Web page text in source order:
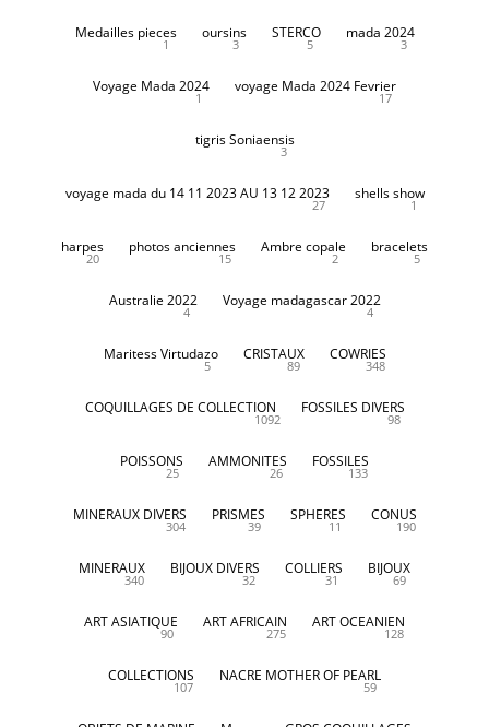
Medailles pieces
1
oursins
3
STERCO
5
mada 2024
3
Voyage Mada 2024
1
voyage Mada 2024 Fevrier
17
tigris Soniaensis
3
voyage mada du 14 11 2023 AU 13 12 2023
27
shells show
1
harpes
20
photos anciennes
15
Ambre copale
2
bracelets
5
Australie 2022
4
Voyage madagascar 2022
4
Maritess Virtudazo
5
CRISTAUX
89
COWRIES
348
COQUILLAGES DE COLLECTION
1092
FOSSILES DIVERS
98
POISSONS
25
AMMONITES
26
FOSSILES
133
MINERAUX DIVERS
304
PRISMES
39
SPHERES
11
CONUS
190
MINERAUX
340
BIJOUX DIVERS
32
COLLIERS
31
BIJOUX
69
ART ASIATIQUE
90
ART AFRICAIN
275
ART OCEANIEN
128
COLLECTIONS
107
NACRE MOTHER OF PEARL
59